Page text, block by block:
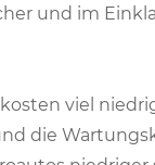
und im
viel
die